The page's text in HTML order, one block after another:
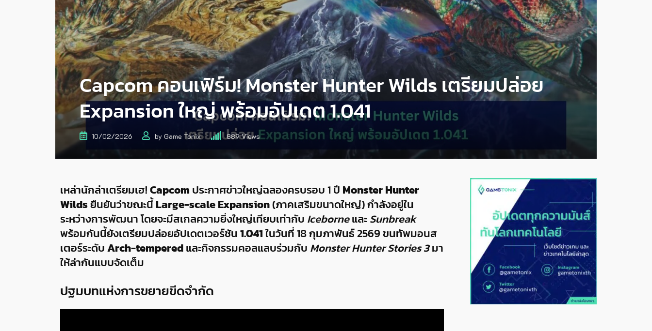
Capcom คอนเฟิร์ม! Monster Hunter Wilds เตรียมปล่อย
Expansion ใหญ่ พร้อมอัปเดต 1.041
10/02/2026 by Game Tonix 889Views
เหล่านักล่าเตรียมเฮ!Capcom ประกาศข่าวใหญ่ฉลองครบรอบ 1 ปี Monster Hunter
Wildsยืนยันว่าขณะนี้Large-scale Expansion(ภาคเสริมขนาดใหญ่) กำลังอยู่ใน
ระหว่างการพัฒนา โดยจะมีสเกลความยิ่งใหญ่เทียบเท่ากับ IceborneและSunbreak
พร้อมกันนี้ยังเตรียมปล่อยอัปเดตเวอร์ชัน1.041ในวันที่ 18 กุมภาพันธ์ 2569 ขนทัพมอนส
เตอร์ระดับArch-temperedและกิจกรรมคอลแลบร่วมกับ Monster Hunter Stories 3มา
ให้ล่ากันแบบจัดเต็ม
ปฐมบทแห่งการขยายขีดจำกัด